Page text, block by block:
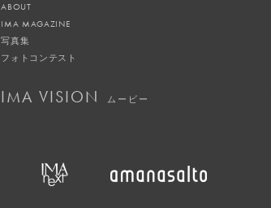
ABOUT
IMA MAGAZINE
写真集
フォトコンテスト
IMA VISION ムービー